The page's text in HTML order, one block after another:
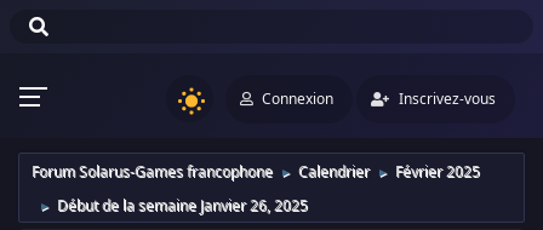
Connexion Inscrivez-vous
Forum Solarus-Games francophone ► Calendrier ► Février 2025
► Début de la semaine Janvier 26, 2025